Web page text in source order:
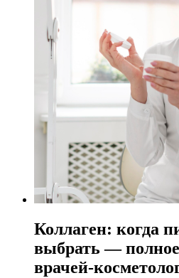
Коллаген: когда
выбрать — полное
врачей-